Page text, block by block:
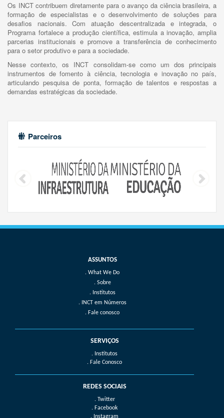
Os INCT contribuem diretamente para o avanço da ciência brasileira, a
formação de especialistas e o desenvolvimento de soluções para
desafios nacionais. Com atuação descentralizada e integrada, o
Programa fortalece a produção científica, estimula a inovação, amplia
parcerias institucionais e promove a transferência de conhecimento
para o setor produtivo e para a sociedade.
Nesse contexto, os INCT consolidam-se como um dos principais
instrumentos de fomento à ciência, tecnologia e inovação no país,
articulando pesquisa de ponta, formação de talentos e respostas a
demandas estratégicas da sociedade.
Parceiros
What We Do
Sobre
Institutos
INCT em Números
Fale conosco
SERVIÇOS
. Institutos
. Fale Conosco
REDES SOCIAIS
. Twitter
. Facebook
. Instagram